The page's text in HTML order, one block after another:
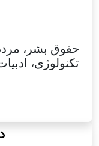
حقوق بشر،
تکنولوژی،